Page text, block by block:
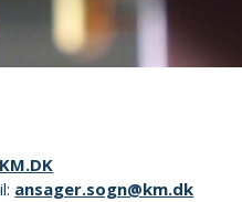
ansager.sogn@km.dk